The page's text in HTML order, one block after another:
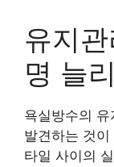
유지
명 늘
욕실방수의
발견하는 것이
타일 사이의